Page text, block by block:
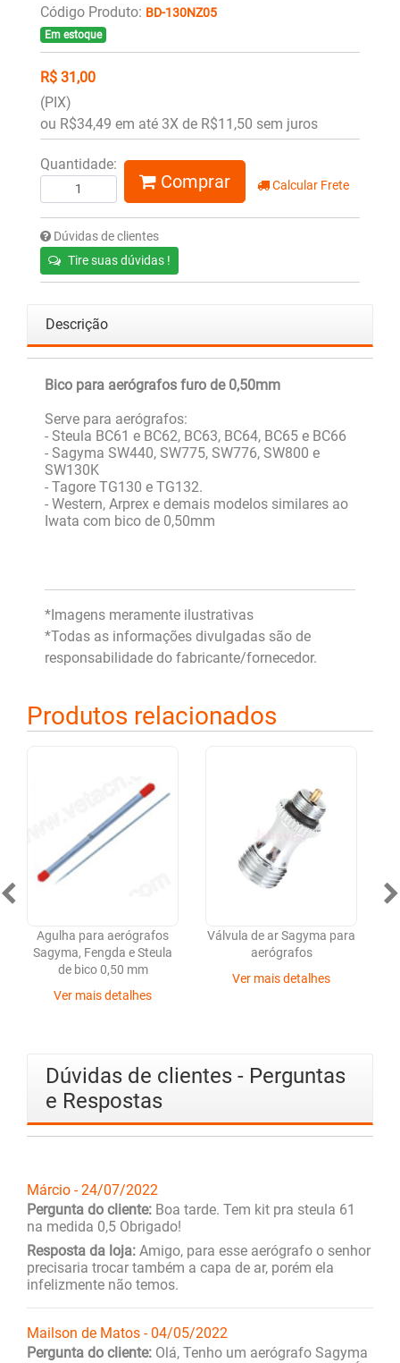
Código Produto: BD-130NZ05
Em estoque
R$ 31,00
(PIX)
ou R$34,49 em até 3X de R$11,50 sem juros
Quantidade:
Comprar Calcular Frete
Dúvidas de clientes
Tire suas dúvidas !
Descrição
Bico para aerógrafos furo de 0,50mm
Serve para aerógrafos:
- Steula BC61 e BC62, BC63, BC64, BC65 e BC66
- Sagyma SW440, SW775, SW776, SW800 e
SW130K
- Tagore TG130 e TG132.
- Western, Arprex e demais modelos similares ao
Iwata com bico de 0,50mm
*Imagens meramente ilustrativas
*Todas as informações divulgadas são de
responsabilidade do fabricante/fornecedor.
Produtos relacionados
Agulha para aerógrafos
Sagyma, Fengda e Steula
de bico 0,50 mm
Ver mais detalhes
Válvula de ar Sagyma para
aerógrafos
Ver mais detalhes
Dúvidas de clientes - Perguntas
e Respostas
Márcio - 24/07/2022
Pergunta do cliente: Boa tarde. Tem kit pra steula 61
na medida 0,5 Obrigado!
Resposta da loja: Amigo, para esse aerógrafo o senhor
precisaria trocar também a capa de ar, porém ela
infelizmente não temos.
Mailson de Matos - 04/05/2022
Pergunta do cliente: Olá, Tenho um aerógrafo Sagyma